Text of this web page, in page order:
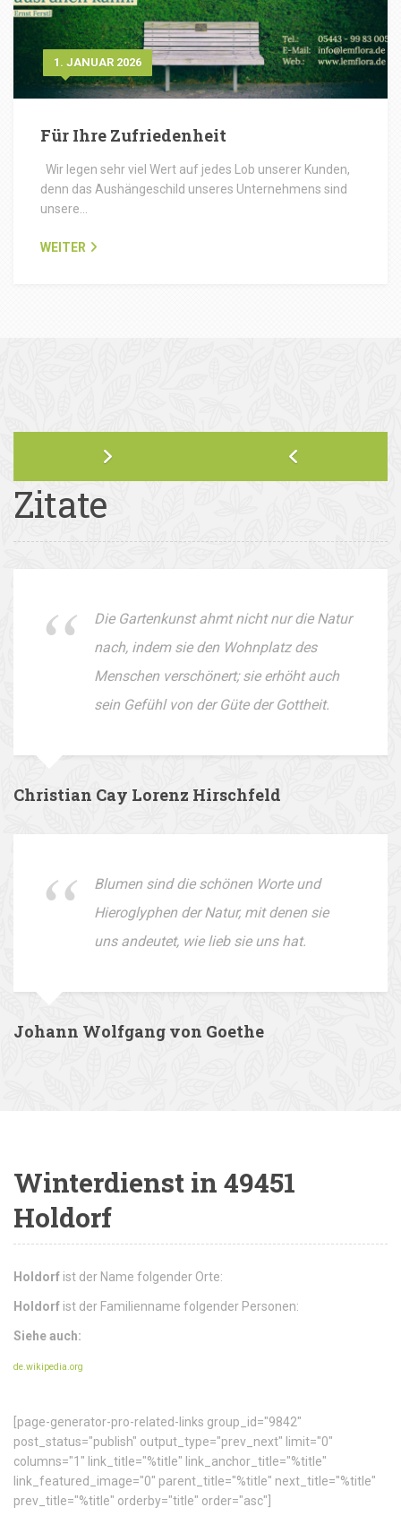
1. JANUAR 2026
Für Ihre Zufriedenheit
Wir legen sehr viel Wert auf jedes Lob unserer Kunden,
denn das Aushängeschild unseres Unternehmens sind
unsere…
WEITER
Zitate
Die Gartenkunst ahmt nicht nur die Natur
nach, indem sie den Wohnplatz des
Menschen verschönert; sie erhöht auch
sein Gefühl von der Güte der Gottheit.
Christian Cay Lorenz Hirschfeld
Blumen sind die schönen Worte und
Hieroglyphen der Natur, mit denen sie
uns andeutet, wie lieb sie uns hat.
Johann Wolfgang von Goethe
Winterdienst in 49451
Holdorf
Holdorf ist der Name folgender Orte:
Holdorf ist der Familienname folgender Personen:
Siehe auch:
de.wikipedia.org
[page-generator-pro-related-links group_id="9842"
post_status="publish" output_type="prev_next" limit="0"
columns="1" link_title="%title" link_anchor_title="%title"
link_featured_image="0" parent_title="%title" next_title="%title"
prev_title="%title" orderby="title" order="asc"]